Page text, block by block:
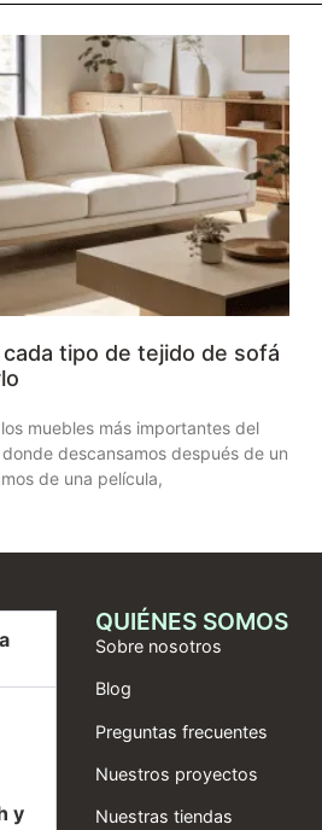
tipo de tejido de sofá
muebles más importantes del
descansamos después de un
de una película,
y
QUIÉNES SOMOS
Sobre nosotros
Blog
Preguntas frecuentes
Nuestros proyectos
Nuestras tiendas